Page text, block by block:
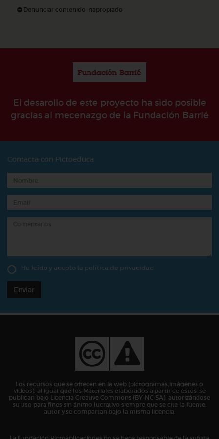
Denunciar contenido inapropiado
El desarollo de este proyecto ha sido posible
gracias al mecenazgo de la Fundación Barrié
Contacta con Pictoeduca
He leído y acepto la política de privacidad
Enviar
Los recursos que se ofrecen en la web (pictogramas,imágenes o
vídeos), al igual que los Materiales elaborados a partir de éstos, se
publican bajo Licencia Creative Commons (BY-NC-SA), autorizándose
su uso para fines sin ánimo lucrativo siempre que se cite la fuente,
autor y se compartan bajo la misma licencia.